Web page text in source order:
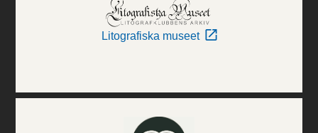
Litografiska museet